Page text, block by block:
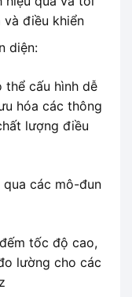
và điều khiển
diện:
cấu hình dễ
hóa các thông
lượng điều
các mô-đun
tốc độ cao,
lường cho các